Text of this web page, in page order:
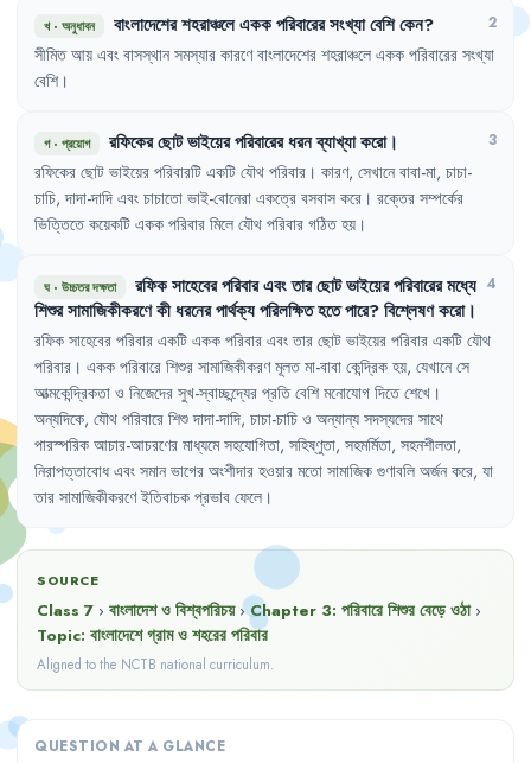
খ· অনুধাবন বাংলাদেশেরশহরাঞ্চলেএককপরিবারেরসংখ্যাবেশিকেন? 2
সীমিত আয় এবং বাসস্থান সমস্যার কারণে বাংলাদেশের শহরাঞ্চলে একক পরিবারের সংখ্যা
বেশি।
গ· প্রয়োগ রফিকেরছোটভাইয়েরপরিবারেরধরনব্যাখ্যাকরো। 3
রফিকের ছোট ভাইয়ের পরিবারটি একটি যৌথ পরিবার । কারণ, সেখানে বাবা-মা, চাচা-
চাচি, দাদা-দাদি এবং চাচাতো ভাই-বোনেরা একত্রে বসবাস করে । রক্তের সম্পর্কের
ভিত্তিতে কয়েকটি একক পরিবার মিলে যৌথ পরিবার গঠিত হয় ।
ঘ· উচ্চতর দক্ষতা রফিকসাহেবেরপরিবারএবংতারছোটভাইয়েরপরিবারেরমধ্যে
শিশুরসামাজিকীকরণেকীধরনেরপার্থক্যপরিলক্ষিতহতেপারে?বিশ্লেষণকরো।
4
রফিক সাহেবের পরিবার একটি একক পরিবার এবং তার ছোট ভাইয়ের পরিবার একটি যৌথ
পরিবার । একক পরিবারে শিশুর সামাজিকীকরণ মূলত মা-বাবা কেন্দ্রিক হয়, যেখানে সে
আত্মকেন্দ্রিকতা ও নিজেদের সুখ-স্বাচ্ছন্দ্যের প্রতি বেশি মনোযোগ দিতে শেখে ।
অন্যদিকে, যৌথ পরিবারে শিশু দাদা-দাদি, চাচা-চাচি ও অন্যান্য সদস্যদের সাথে
পারস্পরিক আচার-আচরণের মাধ্যমে সহযোগিতা, সহিষ্ণুতা, সহমর্মিতা, সহনশীলতা,
নিরাপত্তাবোধ এবং সমান ভাগের অংশীদার হওয়ার মতো সামাজিক গুণাবলি অর্জন করে, যা
তার সামাজিকীকরণে ইতিবাচক প্রভাব ফেলে ।
SOURCE
Class 7 › বাংলাদেশ ও বিশ্বপরিচয় ›Chapter 3: পরিবারে শিশুর বেড়ে ওঠা ›
Topic: বাংলাদেশে গ্রাম ও শহরের পরিবার
Aligned to the NCTB national curriculum.
QUESTION AT A GLANCE